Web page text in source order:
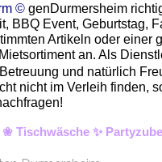
© genDurmersheim
Event, Geburtstag,
Artikeln oder
an. Als
und natürlich
nicht im Verleih finden,
Tischwäsche ✨